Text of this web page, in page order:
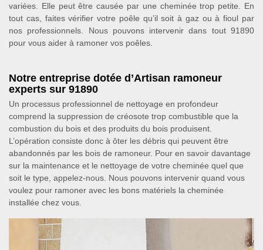
variées. Elle peut être causée par une cheminée trop petite. En
tout cas, faites vérifier votre poêle qu’il soit à gaz ou à fioul par
nos professionnels. Nous pouvons intervenir dans tout 91890
pour vous aider à ramoner vos poêles.
Notre entreprise dotée d’Artisan ramoneur
experts sur 91890
Un processus professionnel de nettoyage en profondeur
comprend la suppression de créosote trop combustible que la
combustion du bois et des produits du bois produisent.
L’opération consiste donc à ôter les débris qui peuvent être
abandonnés par les bois de ramoneur. Pour en savoir davantage
sur la maintenance et le nettoyage de votre cheminée quel que
soit le type, appelez-nous. Nous pouvons intervenir quand vous
voulez pour ramoner avec les bons matériels la cheminée
installée chez vous.